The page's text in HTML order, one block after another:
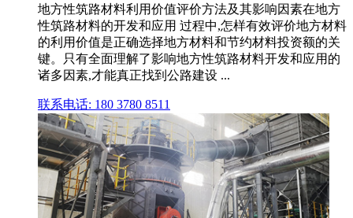
地方性筑路材料利用价值评价方法及其影响因素在地方
性筑路材料的开发和应用 过程中,怎样有效评价地方材料
的利用价值是正确选择地方材料和节约材料投资额的关
键。只有全面理解了影响地方性筑路材料开发和应用的
诸多因素,才能真正找到公路建设 ...
联系电话: 180 3780 8511